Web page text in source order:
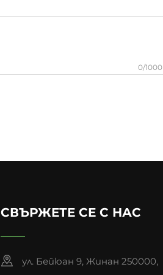
0/1000
СВЪРЖЕТЕ СЕ С НАС
ул. Бейюан 9, Жинан 250000,